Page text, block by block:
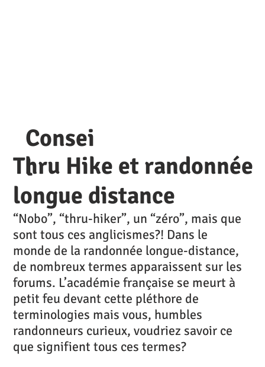
Thru Hike et randonnée
longue distance
“Nobo”, “thru-hiker”, un “zéro”, mais que
sont tous ces anglicismes?! Dans le
monde de la randonnée longue-distance,
de nombreux termes apparaissent sur les
forums. L’académie française se meurt à
petit feu devant cette pléthore de
terminologies mais vous, humbles
randonneurs curieux, voudriez savoir ce
que signifient tous ces termes?
Consei
l